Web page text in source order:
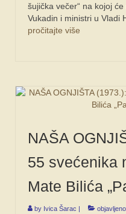
šujička večer“ na kojoj
Vukadin i ministri u Vladi
pročitajte više
NAŠA
55 svećenika
Mate Bilića
by Ivica Šarac